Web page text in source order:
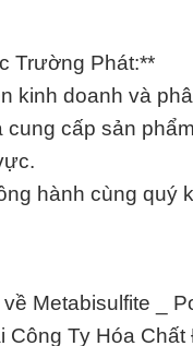
Trường Phát:**
kinh doanh và
cấp sản
hành cùng quý
Metabisulfite _
Công Ty Hóa